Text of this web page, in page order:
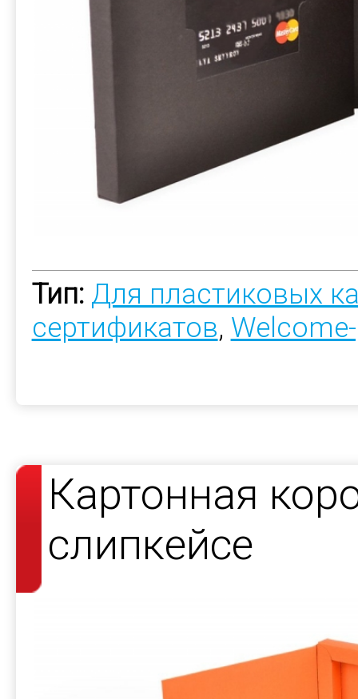
Тип: Для пластиковых
сертификатов,
Картонная
слипкейсе